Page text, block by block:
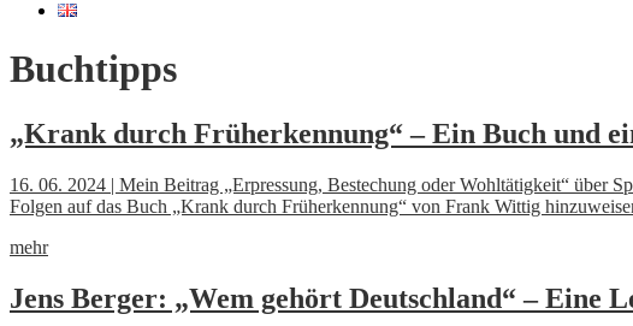
Buchtipps
„Krank durch Früherkennung“ – Ein Buch und
16. 06. 2024 | Mein Beitrag „Erpressung, Bestechung oder Wohltätigkeit“ über
Folgen auf das Buch „Krank durch Früherkennung“ von Frank Wittig
mehr
Jens Berger: „Wem gehört Deutschland“ – Eine